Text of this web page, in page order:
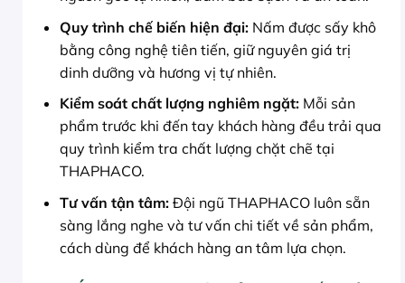
Quy trình chế biến hiện đại:Nấm được sấy khô
bằng công nghệ tiên tiến, giữ nguyên giá trị
dinh dưỡng và hương vị tự nhiên.
Kiểm soát chất lượng nghiêm ngặt:Mỗi sản
phẩm trước khi đến tay khách hàng đều trải qua
quy trình kiểm tra chất lượng chặt chẽ tại
THAPHACO.
Tư vấn tận tâm:Đội ngũ THAPHACO luôn sẵn
sàng lắng nghe và tư vấn chi tiết về sản phẩm,
cách dùng để khách hàng an tâm lựa chọn.